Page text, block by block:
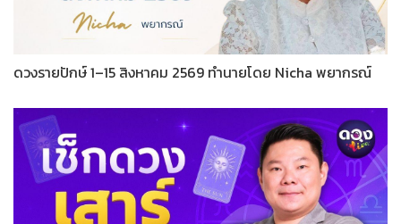
ดวงรายปักษ์ 1–15 สิงหาคม 2569 ทำนายโดย Nicha พยากรณ์